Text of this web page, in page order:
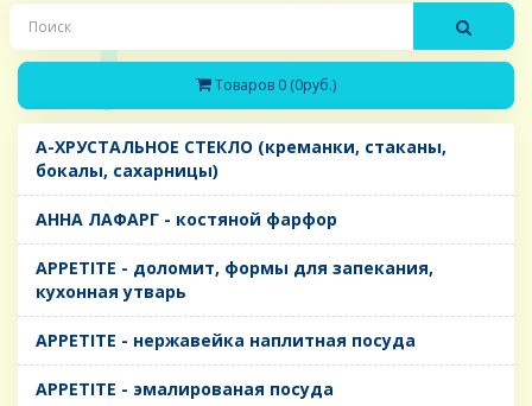
Товаров 0 (0руб.)
A-ХРУСТАЛЬНОЕ СТЕКЛО (креманки, стаканы,
бокалы, сахарницы)
AHHA ЛАФАРГ - костяной фарфор
APPETITE - доломит, формы для запекания,
кухонная утварь
APPETITE - нержавейка наплитная посуда
APPETITE - эмалированая посуда